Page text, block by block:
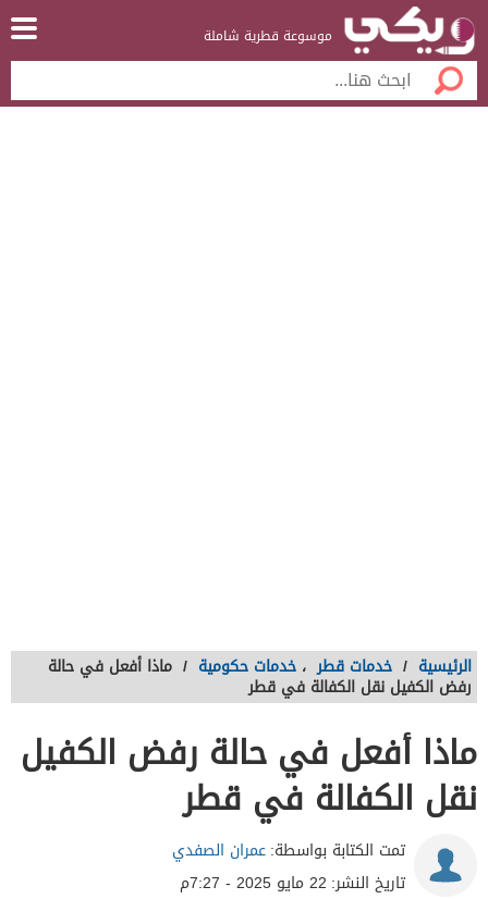
موسوعة قطرية شاملة
الرئيسية / خدمات قطر ، خدمات حكومية / ماذا أفعل في حالة
رفض الكفيل نقل الكفالة في قطر
ماذا أفعل في حالة رفض الكفيل
نقل الكفالة في قطر
تمت الكتابة بواسطة:عمران الصفدي
تاريخ النشر: 22 مايو 2025 - 7:27م